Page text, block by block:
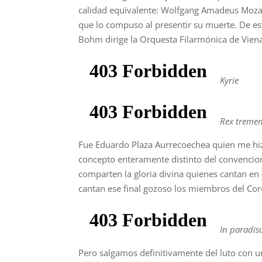
calidad equivalente: Wolfgang Amadeus
que lo compuso al presentir su muerte. De
Bohm dirige la Orquesta Filarmónica de
Kyrie
Rex
Fue Eduardo Plaza Aurrecoechea quien me
concepto enteramente distinto del
comparten la gloria divina quienes cantan
cantan ese final gozoso los miembros del
In
Pero salgamos definitivamente del luto con